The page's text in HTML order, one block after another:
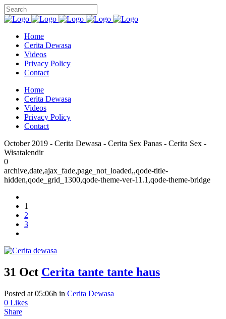
Home
Cerita Dewasa
Videos
Privacy Policy
Contact
Home
Cerita Dewasa
Videos
Privacy Policy
Contact
October 2019 - Cerita Dewasa - Cerita Sex Panas - Cerita Sex -
Wisatalendir
0
archive,date,ajax_fade,page_not_loaded,,qode-title-
hidden,qode_grid_1300,qode-theme-ver-11.1,qode-theme-bridge
1
2
3
31 Oct Cerita tante tante haus
Posted at 05:06h in Cerita Dewasa
0 Likes
Share